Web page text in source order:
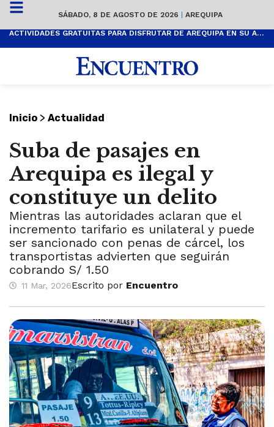
SÁBADO, 8 DE AGOSTO DE 2026 | AREQUIPA
ACTIVIDADES GRATUITAS PARA DISFRUTAR DE AREQUIPA EN SU ANIVERSARIO
Inicio > Actualidad
Suba de pasajes en
Arequipa es ilegal y
constituye un delito
Mientras las autoridades aclaran que el
incremento tarifario es unilateral y puede
ser sancionado con penas de cárcel, los
transportistas advierten que seguirán
cobrando S/ 1.50
11 Mar, 2026Escrito por Encuentro